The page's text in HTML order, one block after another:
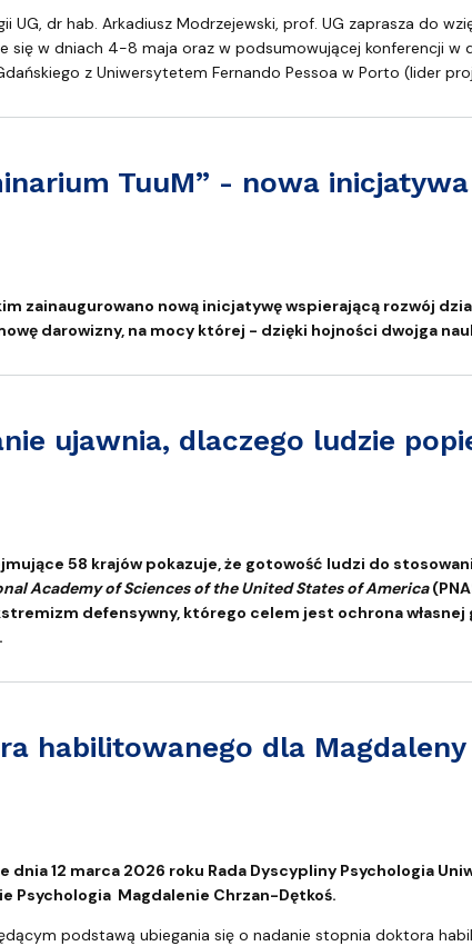
dr hab. Arkadiusz Modrzejewski, prof. UG zaprasza do
się w dniach 4-8 maja oraz w podsumowującej konferencji w
z Uniwersytetem Fernando Pessoa w Porto (lider
TuuM” - nowa
TuuM” - nowa inicjatywa na rzecz wspólnoty
zainaugurowano nową inicjatywę wspierającą rozwój
darowizny, na mocy której - dzięki hojności dwojga
ujawnia, dlaczego ludzie
ujawnia, dlaczego ludzie popierają przemoc
58 krajów pokazuje, że gotowość ludzi do
Academy of Sciences of the United States of America
defensywny, którego celem jest ochrona
habilitowanego dla
habilitowanego dla Magdaleny Chrzan-Dętkoś
dnia 12 marca 2026 roku Rada Dyscypliny Psychologia
Psychologia Magdalenie Chrzan-Dętkoś.
podstawą ubiegania się o nadanie stopnia doktora